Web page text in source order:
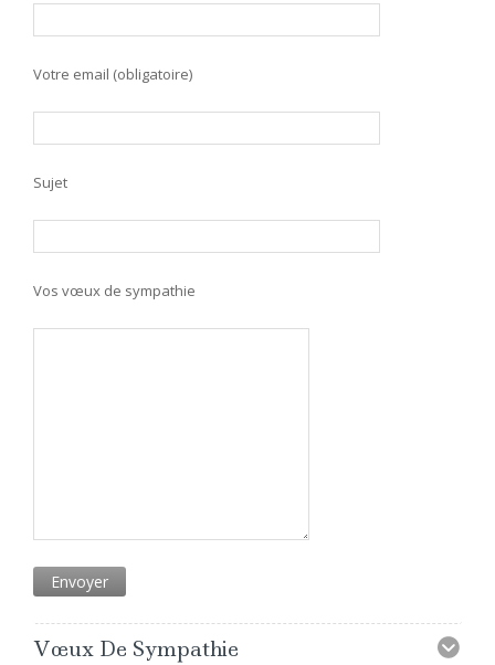
Votre email (obligatoire)
Sujet
Vos vœux de sympathie
Vœux De Sympathie